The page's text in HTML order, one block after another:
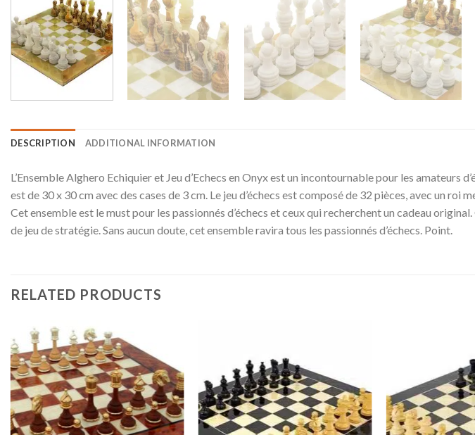
DESCRIPTION ADDITIONAL INFORMATION
L’Ensemble Alghero Echiquier et Jeu d’Echecs en Onyx est un incontournable pour les amateurs
est de 30 x 30 cm avec des cases de 3 cm. Le jeu d’échecs est composé de 32 pièces, avec un
Cet ensemble est le must pour les passionnés d’échecs et ceux qui recherchent un cadeau
de jeu de stratégie. Sans aucun doute, cet ensemble ravira tous les passionnés d’échecs. Point.
RELATED PRODUCTS